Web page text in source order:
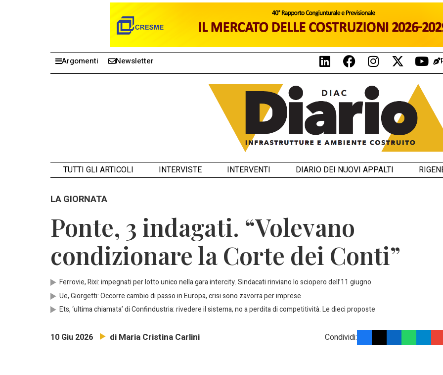
Argomenti Newsletter
TUTTI GLI ARTICOLI INTERVISTE INTERVENTI DIARIO DEI NUOVI APPALTI
LA GIORNATA
Ponte, 3 indagati. “Volevano
condizionare la Corte dei Conti”
Ferrovie, Rixi: impegnati per lotto unico nella gara intercity. Sindacati rinviano lo sciopero dell’11 giugno
Ue, Giorgetti: Occorre cambio di passo in Europa, crisi sono zavorra per imprese
Ets, ‘ultima chiamata’ di Confindustria: rivedere il sistema, no a perdita di competitività. Le dieci proposte
10 Giu 2026 di Maria Cristina Carlini Condividi: